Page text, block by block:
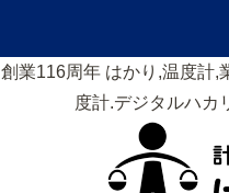
創業116周年 はかり,温度計,
度計.デジタルハカ